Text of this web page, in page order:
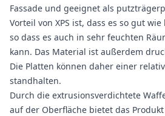
Fassade und geeignet als
Vorteil von XPS ist, dass es so gut
so dass es auch in sehr feuchten
kann. Das Material ist außerdem
Die Platten können daher einer
standhalten.
Durch die extrusionsverdichtete
auf der Oberfläche bietet das